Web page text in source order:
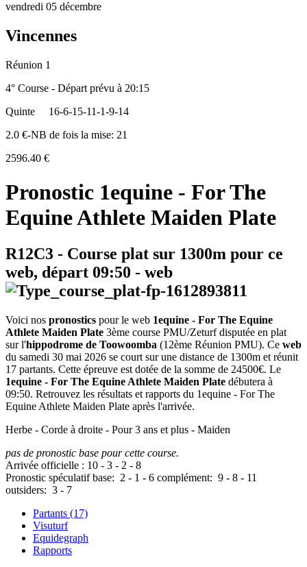
vendredi 05 décembre
Vincennes
Réunion 1
4° Course - Départ prévu à 20:15
Quinte
16-6-15-11-1-9-14
2.0 €-NB de fois la mise: 21
2596.40 €
Pronostic 1equine - For The
Equine Athlete Maiden Plate
R12C3 - Course plat sur 1300m pour ce
web, départ 09:50 - web
Voici nos pronostics pour le web 1equine - For The Equine
Athlete Maiden Plate 3ème course PMU/Zeturf disputée en plat
sur l'hippodrome de Toowoomba (12ème Réunion PMU). Ce web
du samedi 30 mai 2026 se court sur une distance de 1300m et réunit
17 partants. Cette épreuve est dotée de la somme de 24500€. Le
1equine - For The Equine Athlete Maiden Plate débutera à
09:50. Retrouvez les résultats et rapports du 1equine - For The
Equine Athlete Maiden Plate après l'arrivée.
Herbe - Corde à droite - Pour 3 ans et plus - Maiden
pas de pronostic base pour cette course.
Arrivée officielle : 10 - 3 - 2 - 8
Pronostic spéculatif base: 2 - 1 - 6 complément: 9 - 8 - 11
outsiders: 3 - 7
Partants (17)
Visuturf
Equidegraph
Rapports